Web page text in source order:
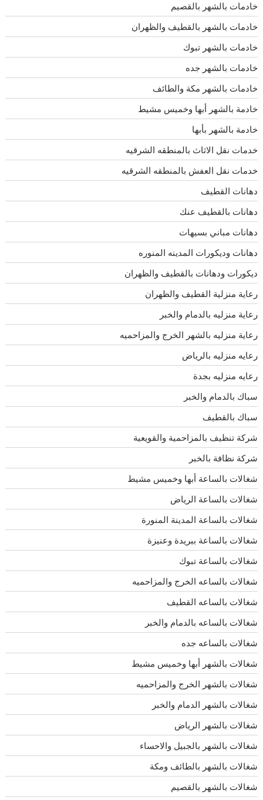
خادمات بالشهر بالقصيم
خادمات بالشهر بالقطيف والظهران
خادمات بالشهر تبوك
خادمات بالشهر جده
خادمات بالشهر مكة والطائف
خادمة بالشهر أبها وخميس مشيط
خادمة بالشهر بأبها
خدمات نقل الاثاث بالمنطقه الشرقيه
خدمات نقل العفش بالمنطقه الشرقيه
دهانات القطيف
دهانات بالقطيف عنك
دهانات مباني بسيهات
دهانات وديكورات المدينه المنوره
ديكورات ودهانات بالقطيف والظهران
رعاية منزلية القطيف والظهران
رعاية منزليه بالدمام والخبر
رعاية منزليه بالشهر الخرج والمزاحميه
رعايه منزليه بالرياض
رعايه منزليه بجدة
سباك بالدمام والخبر
سباك بالقطيف
شركة تنظيف بالمزاحمية والقويعية
شركة نظافة بالخبر
شغالات بالساعة أبها وخميس مشيط
شغالات بالساعة الرياض
شغالات بالساعة المدينة المنورة
شغالات بالساعة ببريدة وعنيزة
شغالات بالساعة تبوك
شغالات بالساعه الخرج والمزاحميه
شغالات بالساعه القطيف
شغالات بالساعه بالدمام والخبر
شغالات بالساعه جده
شغالات بالشهر أبها وخميس مشيط
شغالات بالشهر الخرج والمزاحميه
شغالات بالشهر الدمام والخبر
شغالات بالشهر الرياض
شغالات بالشهر بالجبيل والاحساء
شغالات بالشهر بالطائف ومكة
شغالات بالشهر بالقصيم